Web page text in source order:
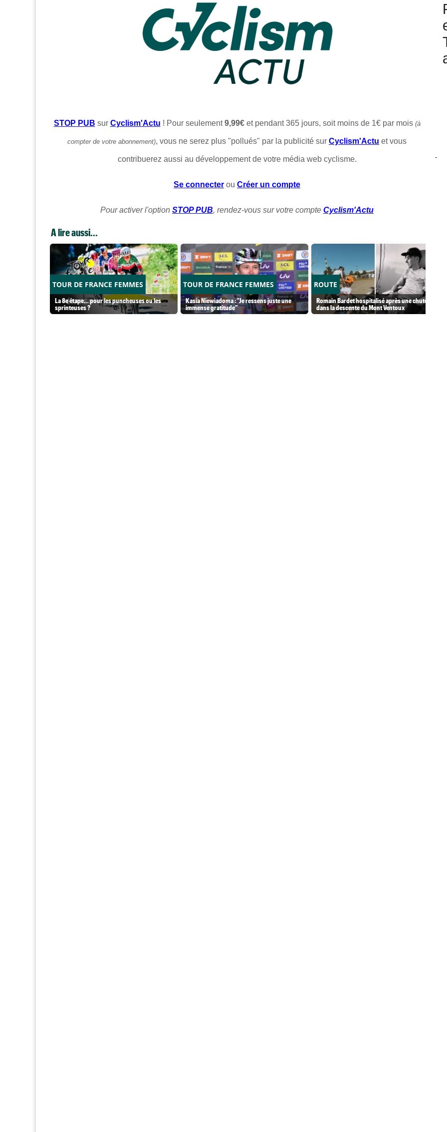
STOP PUB sur Cyclism'Actu ! Pour seulement9,99€et pendant 365 jours, soit moins de 1€ par mois (à
compter de votre abonnement), vous ne serez plus "pollués" par la publicité sur Cyclism'Actu et vous
contribuerez aussi au développement de votre média web cyclisme.
Se connecter ou Créer un compte
Pour activer l'option STOP PUB, rendez-vous sur votre compte Cyclism'Actu
A lire aussi...
TOUR DE FRANCE FEMMES
La 8e étape… pour les puncheuses ou les
sprinteuses ?
TOUR DE FRANCE FEMMES
Kasia Niewiadoma : "Je ressens juste une
immense gratitude"
ROUTE
Romain Bardet hospitalisé après une chute
dans la descente du Mont Ventoux
-